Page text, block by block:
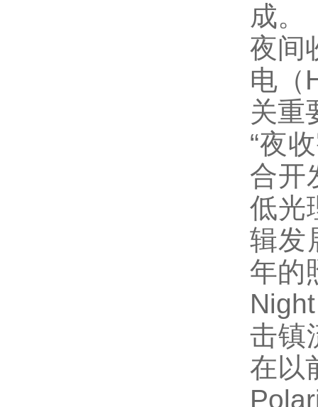
成。
夜间
电（
关重
“夜
合开
低光
辑发
年的
击镇
在以